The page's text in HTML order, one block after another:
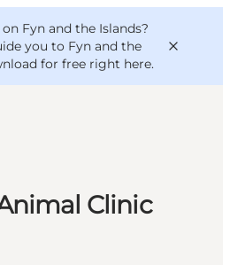
Fyn and the Islands?
you to Fyn and the
for free right here.
Clinic